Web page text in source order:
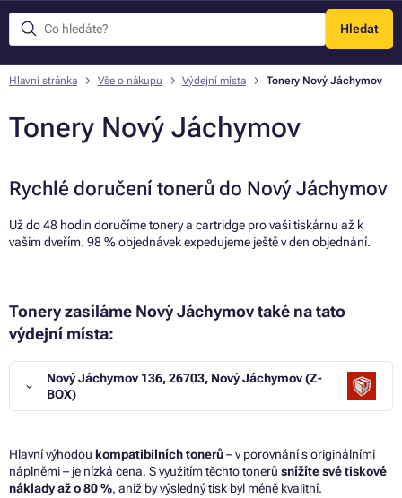
Hledat
Menu
Hlavní stránka Vše o nákupu Výdejní místa Tonery Nový Jáchymov
Tonery Nový Jáchymov
Rychlé doručení tonerů do Nový Jáchymov
Už do 48 hodin doručíme tonery a cartridge pro vaši tiskárnu až k
vašim dveřím. 98 % objednávek expedujeme ještě v den objednání.
Tonery zasíláme Nový Jáchymov také na tato
výdejní místa:
Nový Jáchymov 136, 26703, Nový Jáchymov (Z-
BOX)
Hlavní výhodou kompatibilních tonerů– v porovnání s originálními
náplněmi – je nízká cena. S využitím těchto tonerů snížíte své tiskové
náklady až o 80 %, aniž by výsledný tisk byl méně kvalitní.